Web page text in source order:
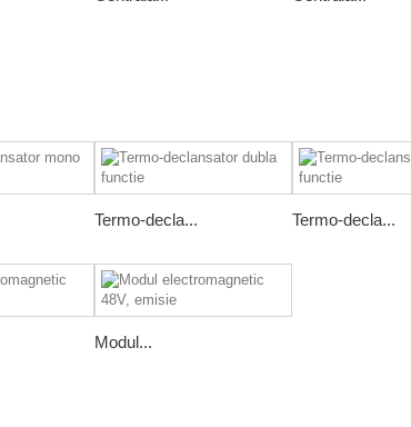
Termo-decla... Termo-decla...
Modul...